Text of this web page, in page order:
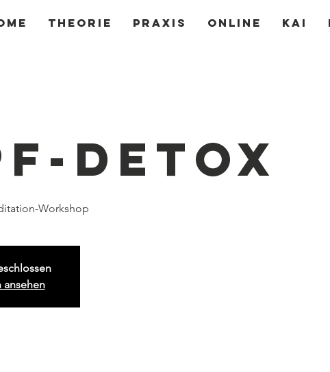
Theorie Praxis Online Kai
Detox
Workshop
ansehen